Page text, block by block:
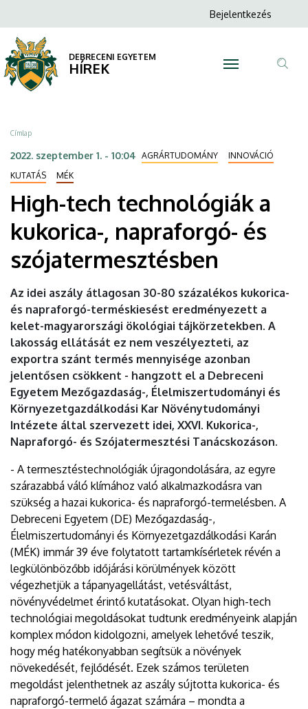
tech
technológiák
kukorica-,
napraforgó-
és
szójatermesztésben
DEBRECENI
EGYETEM
a
tartalomra
Anonim
menüje
Bejelentkezés
DEBRECENI EGYETEM
HÍREK
Morzsa
Címlap
2022. szeptember 1. - 10:04 AGRÁRTUDOMÁNY
INNOVÁCIÓ
KUTATÁS
MÉK
High-tech technológiák a
kukorica-, napraforgó- és
szójatermesztésben
Az idei aszály átlagosan 30-80 százalékos kukorica-
és napraforgó-terméskiesést eredményezett a
kelet-magyarországi ökológiai tájkörzetekben. A
lakosság ellátását ez nem veszélyezteti, az
exportra szánt termés mennyisége azonban
jelentősen csökkent - hangzott el a Debreceni
Egyetem Mezőgazdaság-, Élelmiszertudományi és
Környezetgazdálkodási Kar Növénytudományi
Intézete által szervezett idei, XXVI. Kukorica-,
Napraforgó- és Szójatermesztési Tanácskozáson.
- A termesztéstechnológiák újragondolására, az egyre
szárazabbá váló klímához való alkalmazkodásra van
szükség a hazai kukorica- és napraforgó-termelésben. A
Debreceni Egyetem (DE) Mezőgazdaság-,
Élelmiszertudományi és Környezetgazdálkodási Karán
(MÉK) immár 39 éve folytatott tartamkísérletek révén a
legkülönbözőbb időjárási körülmények között
végezhetjük a tápanyagellátást, vetésváltást,
növényvédelmet érintő kutatásokat. Olyan high-tech
technológiai megoldásokat tudtunk eredményeink alapján
komplex módon kidolgozni, amelyek lehetővé teszik,
hogy még hatékonyabban segítsük a növények
növekedését, fejlődését. Ezek számos területen
megoldást jelenthetnek az aszály sújtotta kukorica- és
napraforgó-termelő ágazat számára – mondta a